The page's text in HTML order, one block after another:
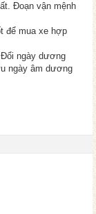
Đoạn vận mệnh
để mua xe hợp
ngày dương
ngày âm dương